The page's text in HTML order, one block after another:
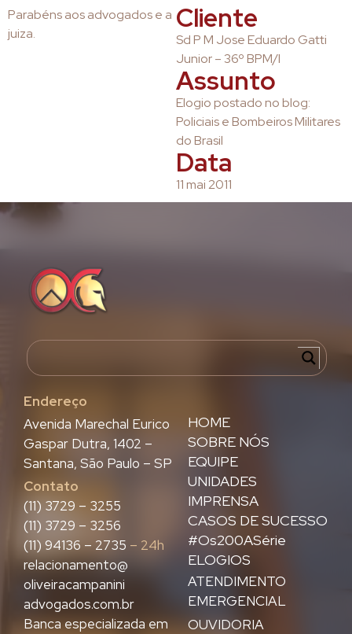
Parabéns aos advogados e a
juiza.
Cliente
Sd P M Jose Eduardo Gatti
Junior – 36º BPM/I
Assunto
Elogio postado no blog:
Policiais e Bombeiros Militares
do Brasil
Data
11 mai 2011
Endereço
HOME
SOBRE NÓS
EQUIPE
UNIDADES
IMPRENSA
CASOS DE SUCESSO
#Os200ASérie
ELOGIOS
ATENDIMENTO
EMERGENCIAL
OUVIDORIA
Avenida Marechal Eurico
Gaspar Dutra, 1402 –
Santana, São Paulo – SP
Contato
(11) 3729 – 3255
(11) 3729 – 3256
(11) 94136 – 2735 – 24h
relacionamento@
oliveiracampanini
advogados.com.br
Banca especializada em